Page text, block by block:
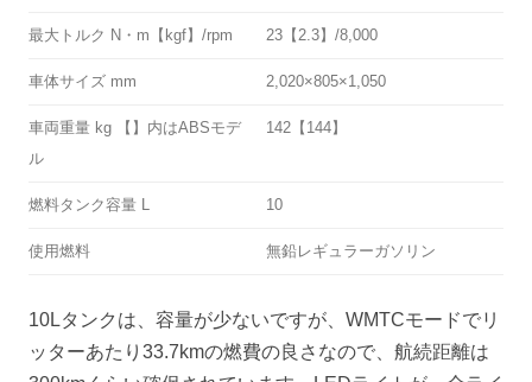
最大トルク N・m【kgf】/rpm 23【2.3】/8,000
車体サイズ mm 2,020×805×1,050
車両重量 kg 【】内はABSモデ
ル
142【144】
燃料タンク容量 L 10
使用燃料 無鉛レギュラーガソリン
10Lタンクは、容量が少ないですが、WMTCモードでリ
ッターあたり33.7kmの燃費の良さなので、航続距離は